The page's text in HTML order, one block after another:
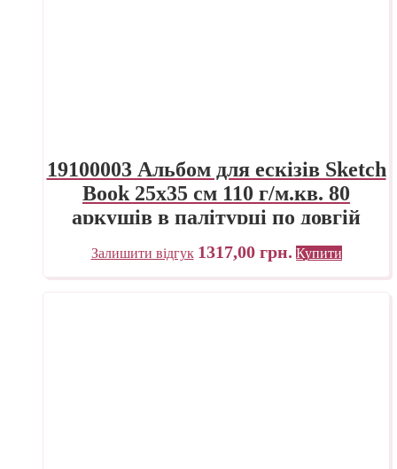
19100003 Альбом для ескізів Sketch
Book 25х35 см 110 г/м.кв. 80
аркушів в палітурці по довгій
стороні Fabriano Італія
Залишити відгук 1317,00 грн. Купити